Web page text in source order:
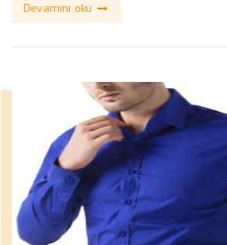
Devamını oku